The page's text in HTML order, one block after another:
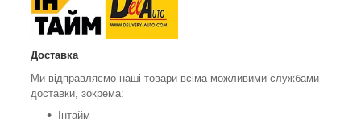
Доставка
Ми відправляємо наші товари всіма можливими службами
доставки, зокрема:
Інтайм